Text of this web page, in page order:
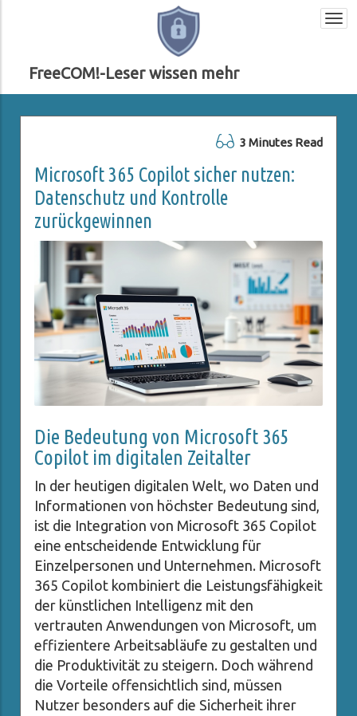
FreeCOM!-Leser wissen mehr
3 Minutes Read
Microsoft 365 Copilot sicher nutzen:
Datenschutz und Kontrolle
zurückgewinnen
Die Bedeutung von Microsoft 365
Copilot im digitalen Zeitalter
In der heutigen digitalen Welt, wo Daten und
Informationen von höchster Bedeutung sind,
ist die Integration von Microsoft 365 Copilot
eine entscheidende Entwicklung für
Einzelpersonen und Unternehmen. Microsoft
365 Copilot kombiniert die Leistungsfähigkeit
der künstlichen Intelligenz mit den
vertrauten Anwendungen von Microsoft, um
effizientere Arbeitsabläufe zu gestalten und
die Produktivität zu steigern. Doch während
die Vorteile offensichtlich sind, müssen
Nutzer besonders auf die Sicherheit ihrer